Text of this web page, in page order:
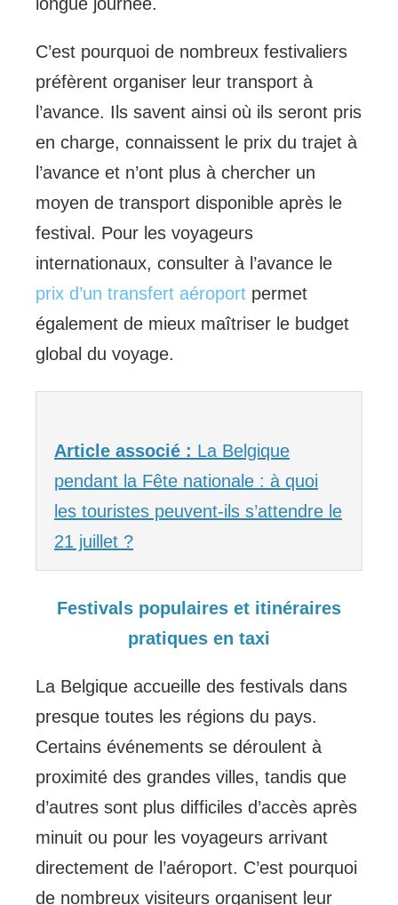
C’est pourquoi de nombreux festivaliers
préfèrent organiser leur transport à
l’avance. Ils savent ainsi où ils seront pris
en charge, connaissent le prix du trajet à
l’avance et n’ont plus à chercher un
moyen de transport disponible après le
festival. Pour les voyageurs
internationaux, consulter à l’avance le
prix d’un transfert aéroportpermet
également de mieux maîtriser le budget
global du voyage.
Article associé : La Belgique
pendant la Fête nationale : à quoi
les touristes peuvent-ils s’attendre le
21 juillet ?
Festivals populaires et itinéraires
pratiques en taxi
La Belgique accueille des festivals dans
presque toutes les régions du pays.
Certains événements se déroulent à
proximité des grandes villes, tandis que
d’autres sont plus difficiles d’accès après
minuit ou pour les voyageurs arrivant
directement de l’aéroport. C’est pourquoi
de nombreux visiteurs organisent leur